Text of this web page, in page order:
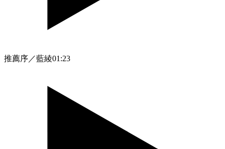
推薦序／藍綾01:23